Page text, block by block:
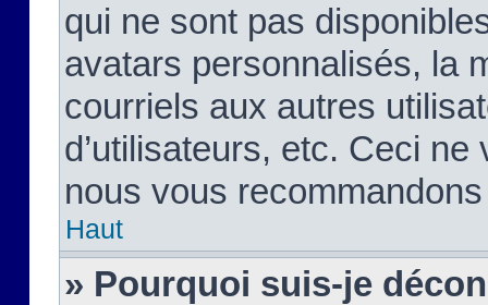
qui ne sont pas
avatars personnalisés, la
courriels aux autres
d’utilisateurs, etc. Ceci
nous vous
Haut
» Pourquoi suis-je